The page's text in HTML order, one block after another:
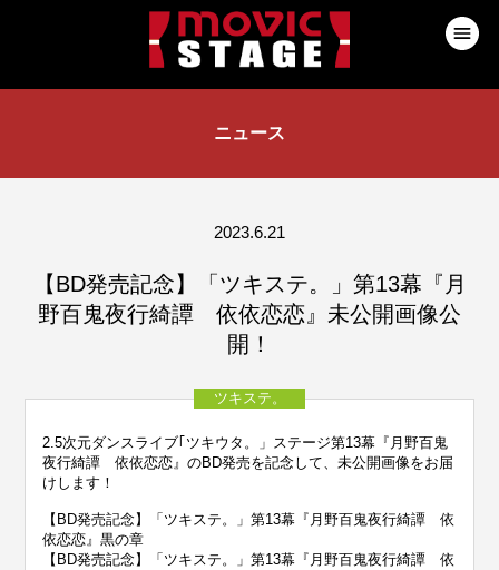
ニュース
2023.6.21
【BD発売記念】「ツキステ。」第13幕『月
野百鬼夜行綺譚 依依恋恋』未公開画像公
開！
ツキステ。
2.5次元ダンスライブ｢ツキウタ。」ステージ第13幕『月野百鬼
夜行綺譚 依依恋恋』のBD発売を記念して、未公開画像をお届
けします！
【BD発売記念】「ツキステ。」第13幕『月野百鬼夜行綺譚 依
依恋恋』黒の章
【BD発売記念】「ツキステ。」第13幕『月野百鬼夜行綺譚 依